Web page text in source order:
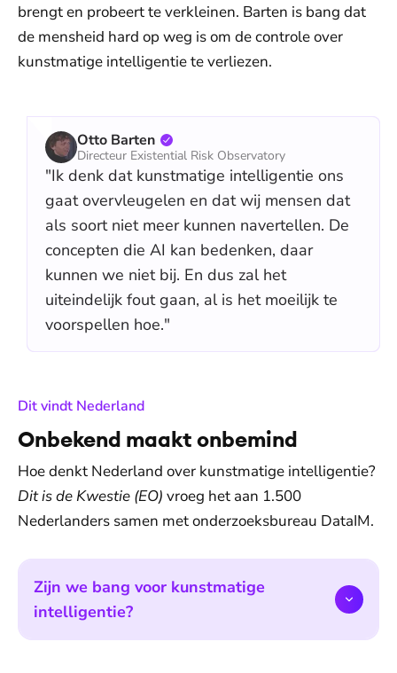
brengt en probeert te verkleinen. Barten is bang dat
de mensheid hard op weg is om de controle over
kunstmatige intelligentie te verliezen.
Otto Barten
Directeur Existential Risk Observatory
"Ik denk dat kunstmatige intelligentie ons
gaat overvleugelen en dat wij mensen dat
als soort niet meer kunnen navertellen. De
concepten die AI kan bedenken, daar
kunnen we niet bij. En dus zal het
uiteindelijk fout gaan, al is het moeilijk te
voorspellen hoe."
Dit vindt Nederland:
Onbekend maakt onbemind
Hoe denkt Nederland over kunstmatige intelligentie?
Dit is de Kwestie (EO) vroeg het aan 1.500
Nederlanders samen met onderzoeksbureau DataIM.
Zijn we bang voor kunstmatige
intelligentie?